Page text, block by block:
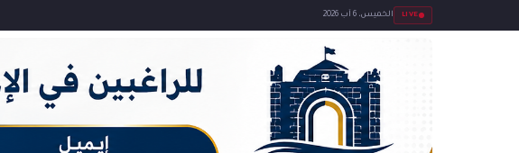
LIVE الخميس، 6 آب 2026